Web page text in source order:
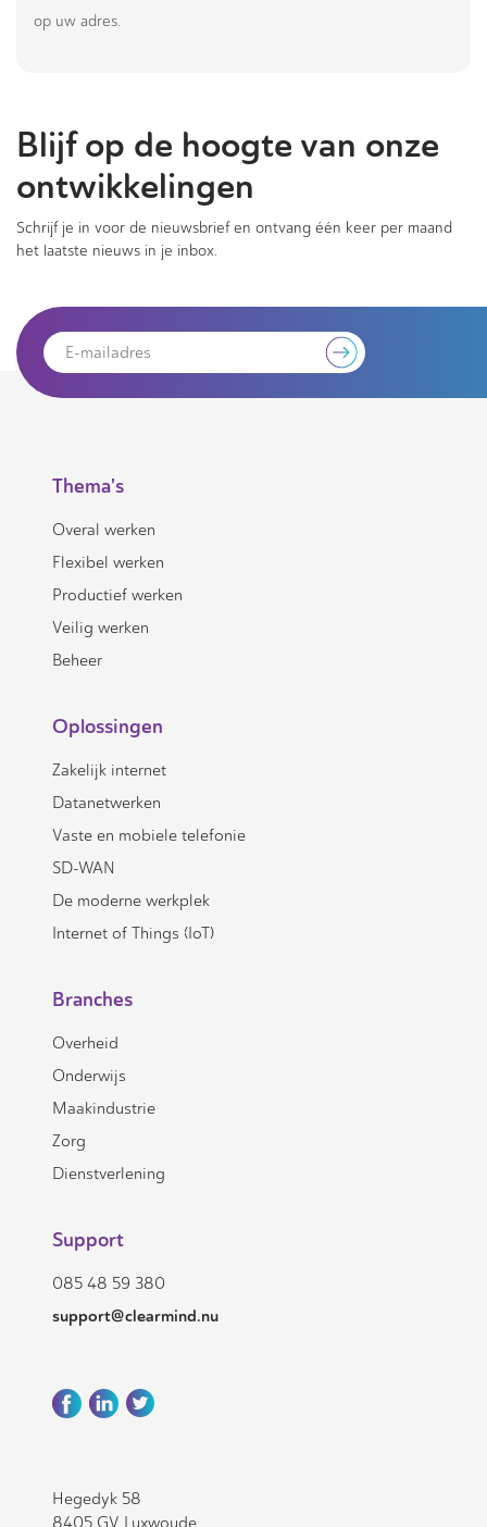
op uw adres.
Blijf op de hoogte van onze
ontwikkelingen
Schrijf je in voor de nieuwsbrief en ontvang één keer per maand
het laatste nieuws in je inbox.
Thema's
Overal werken
Flexibel werken
Productief werken
Veilig werken
Beheer
Oplossingen
Zakelijk internet
Datanetwerken
Vaste en mobiele telefonie
SD-WAN
De moderne werkplek
Internet of Things (IoT)
Branches
Overheid
Onderwijs
Maakindustrie
Zorg
Dienstverlening
Support
085 48 59 380
support@clearmind.nu
Hegedyk 58
8405 GV Luxwoude